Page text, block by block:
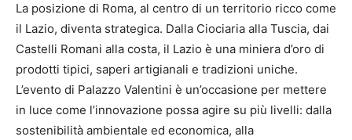
La posizione di Roma, al centro di un territorio ricco come
il Lazio, diventa strategica. Dalla Ciociaria alla Tuscia, dai
Castelli Romani alla costa, il Lazio è una miniera d’oro di
prodotti tipici, saperi artigianali e tradizioni uniche.
L’evento di Palazzo Valentini è un’occasione per mettere
in luce come l’innovazione possa agire su più livelli: dalla
sostenibilità ambientale ed economica, alla